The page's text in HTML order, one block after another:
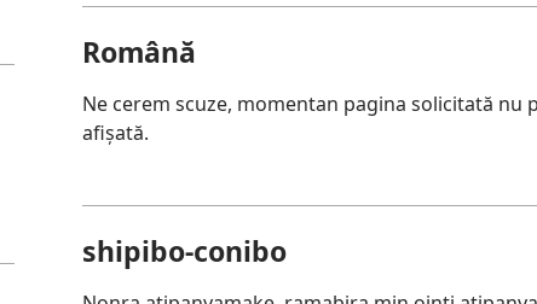
Română
Ne cerem scuze, momentan pagina solicitată nu
afișată.
shipibo-conibo